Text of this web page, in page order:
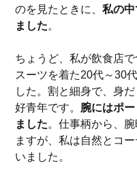
のを見たときに、私の
ました。
ちょうど、私が飲食店
スーツを着た20代～30
した。割と細身で、身
好青年です。 腕にはポ
ました。仕事柄から、
ますが、私は自然とコ
いました。